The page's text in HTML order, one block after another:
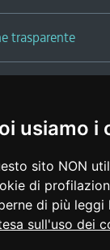
usiamo i
sito NON
di
di più leggi
sull'uso dei
trasparente
|note legali |
media policy
accessibilità |